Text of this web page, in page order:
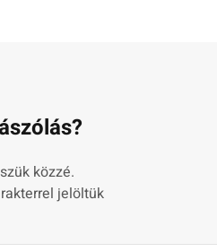
közzé.
jelöltük